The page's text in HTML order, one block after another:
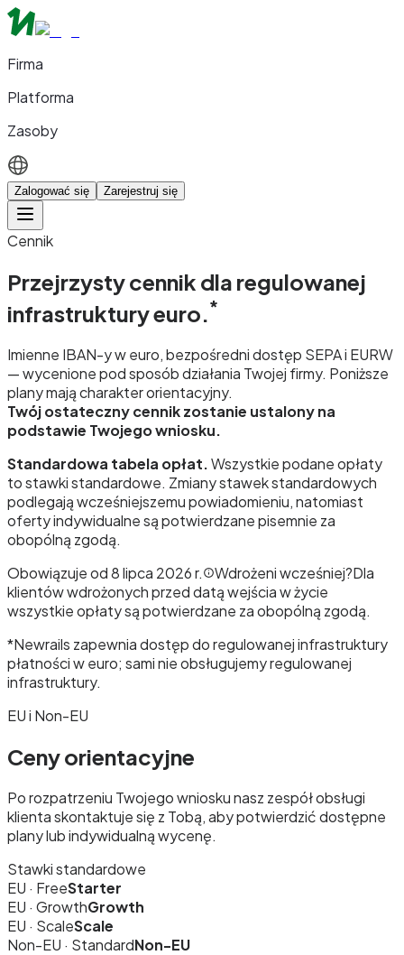
Firma
Platforma
Zasoby
Zalogować się Zarejestruj się
Cennik
Przejrzysty cennik dla regulowanej
infrastruktury euro.*
Imienne IBAN-y w euro, bezpośredni dostęp SEPA i EURW
— wycenione pod sposób działania Twojej firmy. Poniższe
plany mają charakter orientacyjny.
Twój ostateczny cennik zostanie ustalony na
podstawie Twojego wniosku.
Standardowa tabela opłat.Wszystkie podane opłaty
to stawki standardowe. Zmiany stawek standardowych
podlegają wcześniejszemu powiadomieniu, natomiast
oferty indywidualne są potwierdzane pisemnie za
obopólną zgodą.
Obowiązuje od 8 lipca 2026 r.
Wdrożeni wcześniej?Dla
klientów wdrożonych przed datą wejścia w życie
wszystkie opłaty są potwierdzane za obopólną zgodą.
*Newrails zapewnia dostęp do regulowanej infrastruktury
płatności w euro; sami nie obsługujemy regulowanej
infrastruktury.
EU i Non-EU
Ceny orientacyjne
Po rozpatrzeniu Twojego wniosku nasz zespół obsługi
klienta skontaktuje się z Tobą, aby potwierdzić dostępne
plany lub indywidualną wycenę.
Stawki standardowe
EU · FreeStarter
EU · GrowthGrowth
EU · ScaleScale
Non-EU · StandardNon-EU